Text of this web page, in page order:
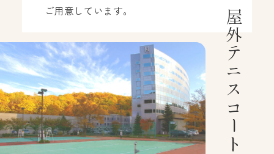
ご用意しています。
屋外テニスコート